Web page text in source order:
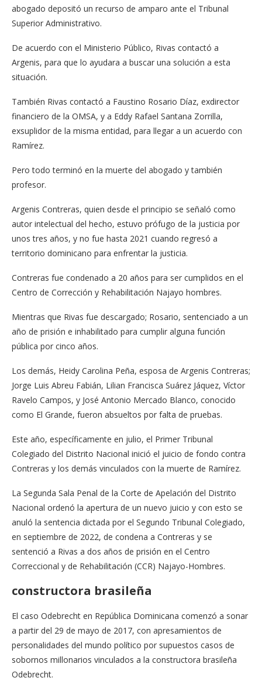
abogado depositó un recurso de amparo ante el Tribunal
Superior Administrativo.
De acuerdo con el Ministerio Público, Rivas contactó a
Argenis, para que lo ayudara a buscar una solución a esta
situación.
También Rivas contactó a Faustino Rosario Díaz, exdirector
financiero de la OMSA, y a Eddy Rafael Santana Zorrilla,
exsuplidor de la misma entidad, para llegar a un acuerdo con
Ramírez.
Pero todo terminó en la muerte del abogado y también
profesor.
Argenis Contreras, quien desde el principio se señaló como
autor intelectual del hecho, estuvo prófugo de la justicia por
unos tres años, y no fue hasta 2021 cuando regresó a
territorio dominicano para enfrentar la justicia.
Contreras fue condenado a 20 años para ser cumplidos en el
Centro de Corrección y Rehabilitación Najayo hombres.
Mientras que Rivas fue descargado; Rosario, sentenciado a un
año de prisión e inhabilitado para cumplir alguna función
pública por cinco años.
Los demás, Heidy Carolina Peña, esposa de Argenis Contreras;
Jorge Luis Abreu Fabián, Lilian Francisca Suárez Jáquez, Víctor
Ravelo Campos, y José Antonio Mercado Blanco, conocido
como El Grande, fueron absueltos por falta de pruebas.
Este año, específicamente en julio, el Primer Tribunal
Colegiado del Distrito Nacional inició el juicio de fondo contra
Contreras y los demás vinculados con la muerte de Ramírez.
La Segunda Sala Penal de la Corte de Apelación del Distrito
Nacional ordenó la apertura de un nuevo juicio y con esto se
anuló la sentencia dictada por el Segundo Tribunal Colegiado,
en septiembre de 2022, de condena a Contreras y se
sentenció a Rivas a dos años de prisión en el Centro
Correccional y de Rehabilitación (CCR) Najayo-Hombres.
constructora brasileña
El caso Odebrecht en República Dominicana comenzó a sonar
a partir del 29 de mayo de 2017, con apresamientos de
personalidades del mundo político por supuestos casos de
sobornos millonarios vinculados a la constructora brasileña
Odebrecht.